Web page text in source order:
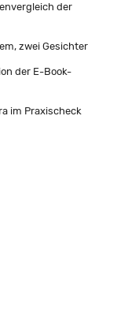
der
zwei Gesichter
der E-Book-
im Praxischeck